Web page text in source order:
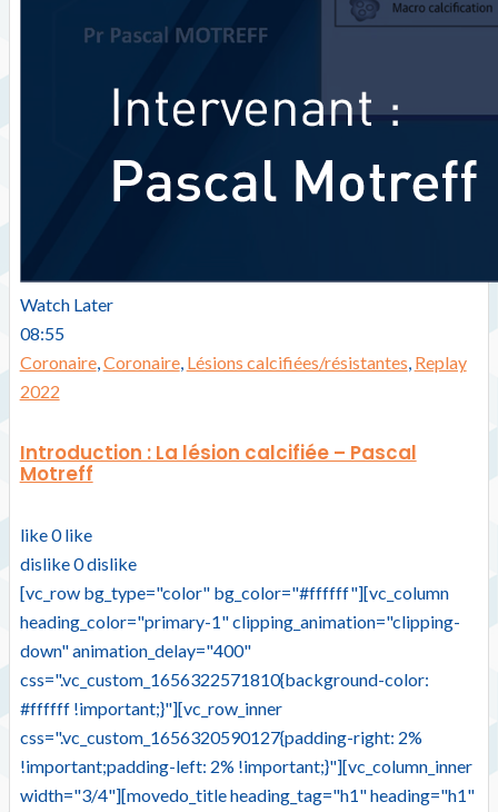
Watch Later
08:55
Coronaire,Coronaire, Lésions calcifiées/résistantes, Replay
2022
Introduction : La lésion calcifiée – Pascal
Motreff
like0 like
dislike0dislike
[vc_row bg_type="color" bg_color="#ffffff"][vc_column
heading_color="primary-1" clipping_animation="clipping-
down" animation_delay="400"
css=".vc_custom_1656322571810{background-color:
#ffffff !important;}"][vc_row_inner
css=".vc_custom_1656320590127{padding-right: 2%
!important;padding-left: 2% !important;}"][vc_column_inner
width="3/4"][movedo_title heading_tag="h1" heading="h1"